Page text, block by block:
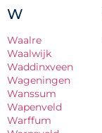
W
Waalre
Waalwijk
Waddinxveen
Wageningen
Wanssum
Wapenveld
Warffum